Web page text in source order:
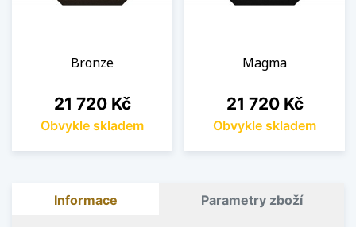
Bronze
Cena
21 720 Kč
Obvykle skladem
Magma
Cena
21 720 Kč
Obvykle skladem
Informace Parametry zboží